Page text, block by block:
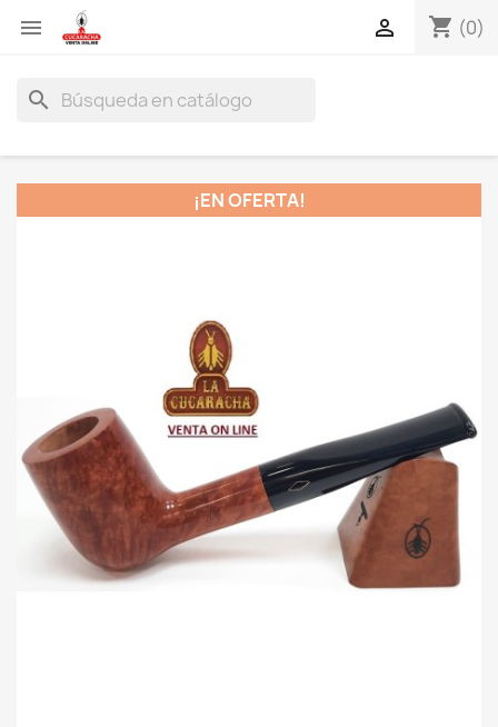
 shopping_cart (0)

search
¡EN OFERTA!